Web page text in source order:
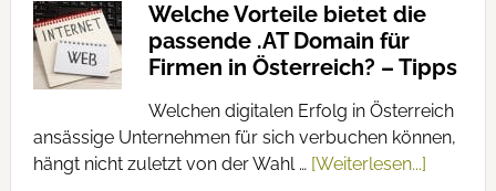
Welche Vorteile bietet die
passende .AT Domain für
Firmen in Österreich? – Tipps
Welchen digitalen Erfolg in Österreich
ansässige Unternehmen für sich verbuchen können,
hängt nicht zuletzt von der Wahl … [Weiterlesen...]